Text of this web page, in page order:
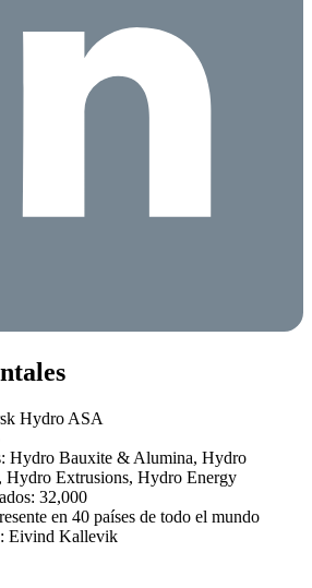
Hydro ASA
Hydro Bauxite & Alumina, Hydro
Extrusions, Hydro Energy
32,000
en 40 países de todo el mundo
Eivind Kallevik